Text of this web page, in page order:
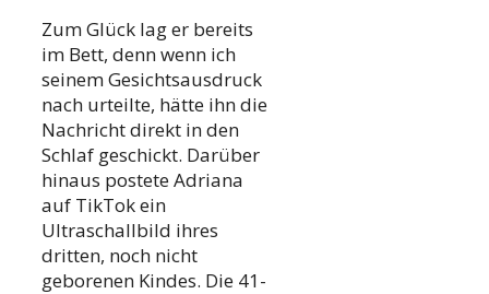
Zum Glück lag er bereits
im Bett, denn wenn ich
seinem Gesichtsausdruck
nach urteilte, hätte ihn die
Nachricht direkt in den
Schlaf geschickt. Darüber
hinaus postete Adriana
auf TikTok ein
Ultraschallbild ihres
dritten, noch nicht
geborenen Kindes. Die 41-